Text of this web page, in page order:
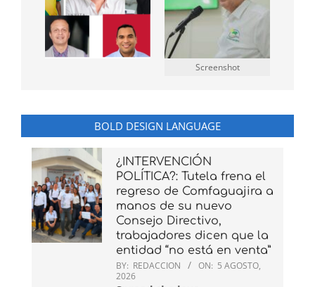
Screenshot
BOLD DESIGN LANGUAGE
¿INTERVENCIÓN
POLÍTICA?: Tutela frena el
regreso de Comfaguajira a
manos de su nuevo
Consejo Directivo,
trabajadores dicen que la
entidad “no está en venta”
BY: REDACCION ON: 5 AGOSTO,
2026